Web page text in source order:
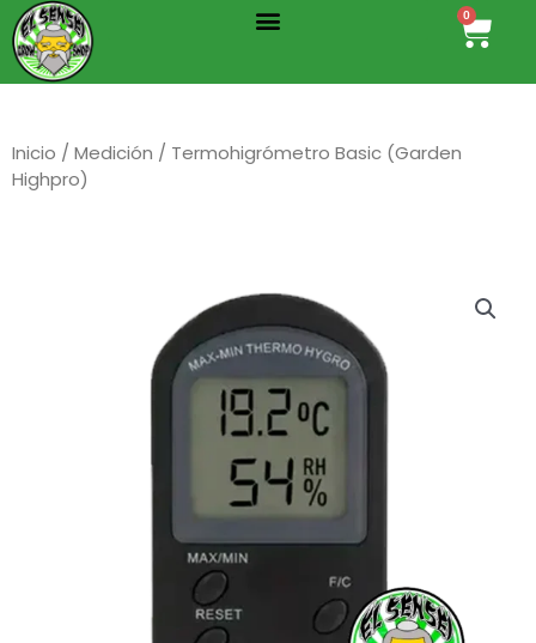
al
contenido
Menu 0
Cart
Inicio / Medición / Termohigrómetro Basic (Garden
Highpro)